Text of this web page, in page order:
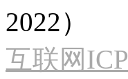
2022）
互联网